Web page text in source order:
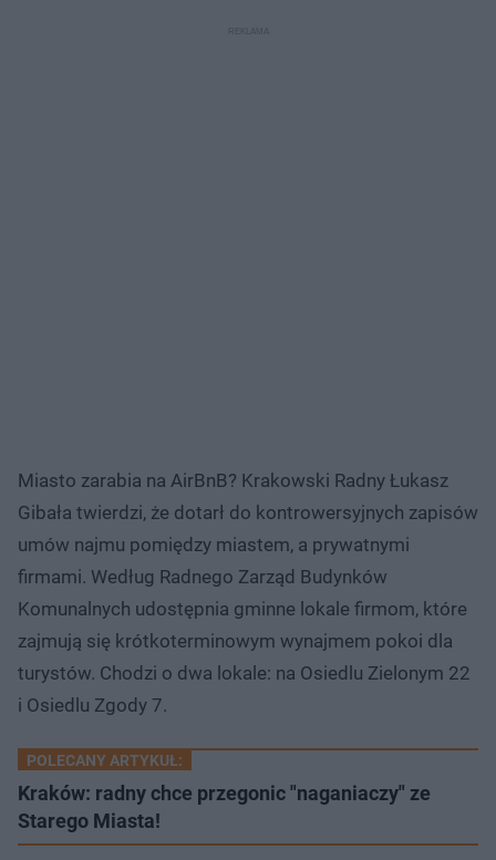
Miasto zarabia na AirBnB? Krakowski Radny Łukasz
Gibała twierdzi, że dotarł do kontrowersyjnych zapisów
umów najmu pomiędzy miastem, a prywatnymi
firmami. Według Radnego Zarząd Budynków
Komunalnych udostępnia gminne lokale firmom, które
zajmują się krótkoterminowym wynajmem pokoi dla
turystów. Chodzi o dwa lokale: na Osiedlu Zielonym 22
i Osiedlu Zgody 7.
POLECANY ARTYKUŁ:
Kraków: radny chce przegonic "naganiaczy" ze
Starego Miasta!